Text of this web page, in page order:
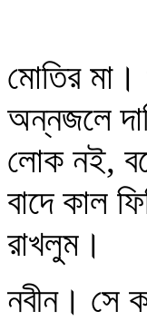
মোতির মা।
অন্নজলে
লোক নই,
বাদে কাল
রাখলুম।
নবীন। সে